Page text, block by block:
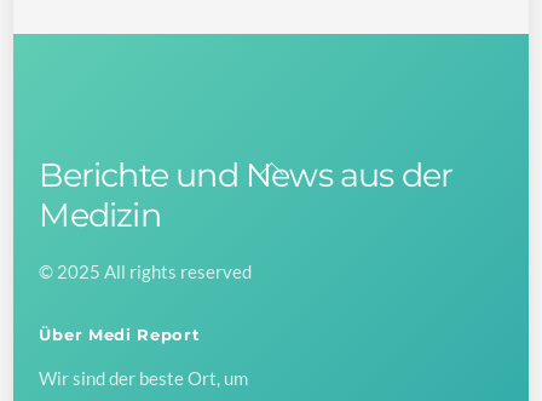
Back
Berichte und News aus der
Medizin
© 2025 All rights reserved
Über Medi Report
Wir sind der beste Ort, um